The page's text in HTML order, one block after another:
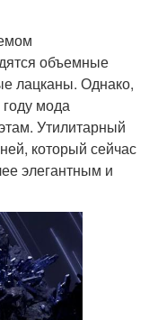
объемные
лацканы. Однако,
мода
Утилитарный
который сейчас
элегантным и